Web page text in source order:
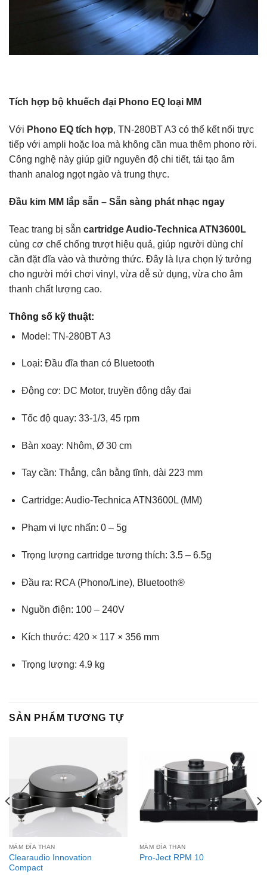
Tích hợp bộ khuếch đại Phono EQ loại MM
Với Phono EQ tích hợp, TN-280BT A3 có thể kết nối trực
tiếp với ampli hoặc loa mà không cần mua thêm phono rời.
Công nghệ này giúp giữ nguyên độ chi tiết, tái tạo âm
thanh analog ngọt ngào và trung thực.
Đầu kim MM lắp sẵn – Sẵn sàng phát nhạc ngay
Teac trang bị sẵn cartridge Audio-Technica ATN3600L
cùng cơ chế chống trượt hiệu quả, giúp người dùng chỉ
cần đặt đĩa vào và thưởng thức. Đây là lựa chọn lý tưởng
cho người mới chơi vinyl, vừa dễ sử dụng, vừa cho âm
thanh chất lượng cao.
Thông số kỹ thuật:
Model: TN-280BT A3
Loại: Đầu đĩa than có Bluetooth
Động cơ: DC Motor, truyền động dây đai
Tốc độ quay: 33-1/3, 45 rpm
Bàn xoay: Nhôm, Ø 30 cm
Tay cần: Thẳng, cân bằng tĩnh, dài 223 mm
Cartridge: Audio-Technica ATN3600L (MM)
Phạm vi lực nhấn: 0 – 5g
Trọng lượng cartridge tương thích: 3.5 – 6.5g
Đầu ra: RCA (Phono/Line), Bluetooth®
Nguồn điện: 100 – 240V
Kích thước: 420 × 117 × 356 mm
Trọng lượng: 4.9 kg
SẢN PHẨM TƯƠNG TỰ
MÂM ĐĨA THAN
Clearaudio Innovation
Compact
MÂM ĐĨA THAN
Pro-Ject RPM 10